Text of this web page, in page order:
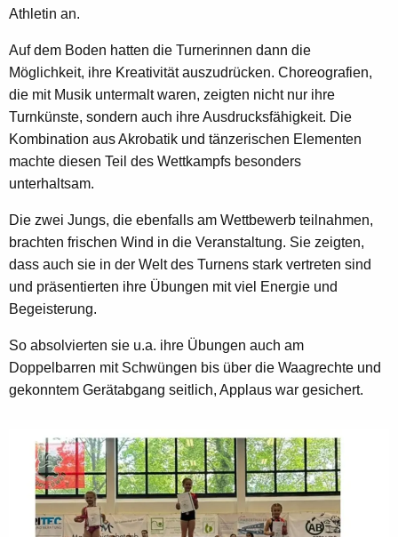
Athletin an.
Auf dem Boden hatten die Turnerinnen dann die
Möglichkeit, ihre Kreativität auszudrücken. Choreografien,
die mit Musik untermalt waren, zeigten nicht nur ihre
Turnkünste, sondern auch ihre Ausdrucksfähigkeit. Die
Kombination aus Akrobatik und tänzerischen Elementen
machte diesen Teil des Wettkampfs besonders
unterhaltsam.
Die zwei Jungs, die ebenfalls am Wettbewerb teilnahmen,
brachten frischen Wind in die Veranstaltung. Sie zeigten,
dass auch sie in der Welt des Turnens stark vertreten sind
und präsentierten ihre Übungen mit viel Energie und
Begeisterung.
So absolvierten sie u.a. ihre Übungen auch am
Doppelbarren mit Schwüngen bis über die Waagrechte und
gekonntem Gerätabgang seitlich, Applaus war gesichert.